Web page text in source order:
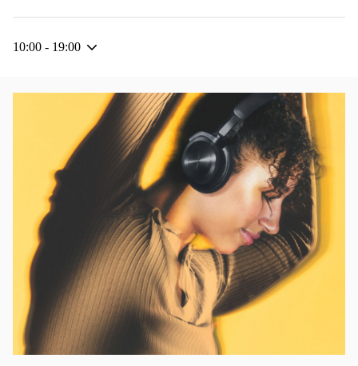
10:00 - 19:00